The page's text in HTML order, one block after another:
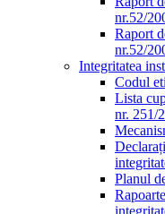
nr.52/
Raport
nr.52/
Integritatea
Codul
Lista
nr. 251/
Planul